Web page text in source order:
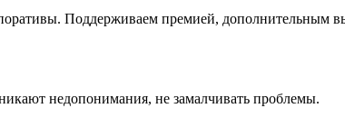
Поддерживаем премией, дополнительным
недопонимания, не замалчивать проблемы.